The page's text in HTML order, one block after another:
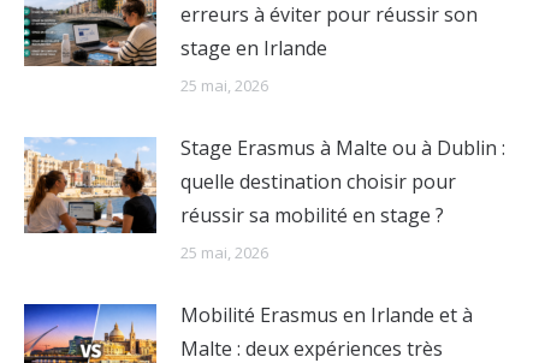
erreurs à éviter pour réussir son
stage en Irlande
25 mai, 2026
Stage Erasmus à Malte ou à Dublin :
quelle destination choisir pour
réussir sa mobilité en stage ?
25 mai, 2026
Mobilité Erasmus en Irlande et à
Malte : deux expériences très